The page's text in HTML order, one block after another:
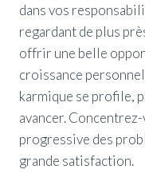
dans vos
regardant de plus
offrir une belle
croissance
karmique se profile,
avancer.
progressive des
grande satisfaction.